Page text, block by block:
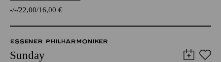
- - 22,00 16,00 €
ESSENER PHILHARMONIKER
Sunday